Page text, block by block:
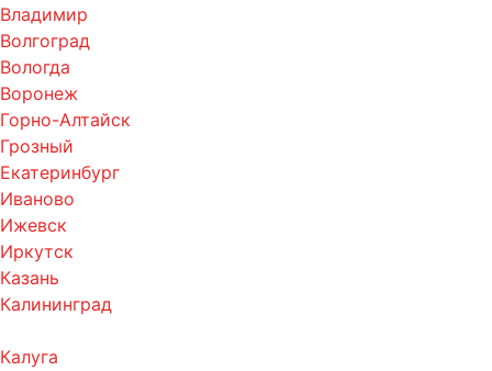
Владимир
Волгоград
Вологда
Воронеж
Горно-Алтайск
Грозный
Екатеринбург
Иваново
Ижевск
Иркутск
Казань
Калининград
Калуга